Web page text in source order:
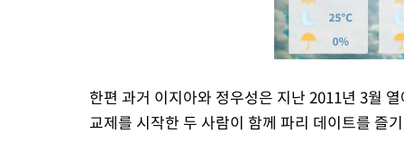
한편 과거 이지아와 정우성은 지난 2011년 3월
교제를 시작한 두 사람이 함께 파리 데이트를 즐